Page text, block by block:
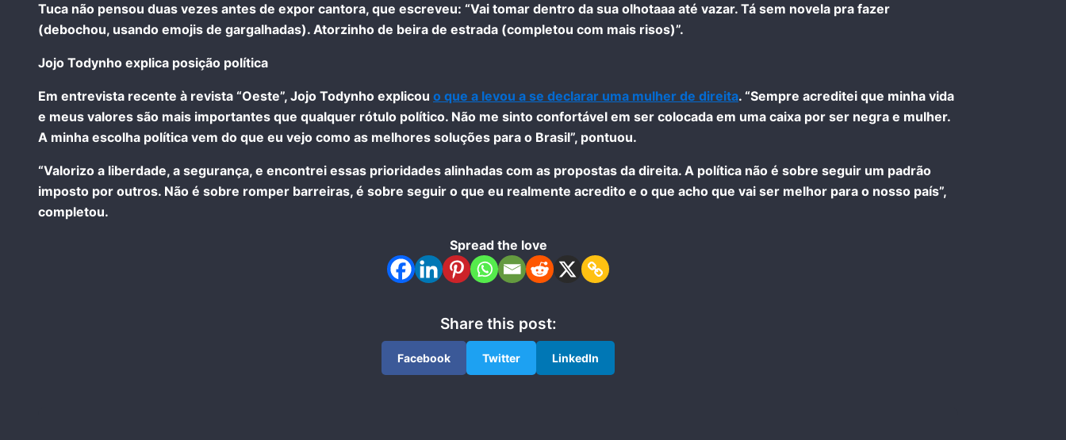
Tuca não pensou duas vezes antes de expor cantora, que escreveu: “Vai tomar dentro da sua olhotaaa até vazar. Tá sem novela pra fazer
(debochou, usando emojis de gargalhadas). Atorzinho de beira de estrada (completou com mais risos)”.
Jojo Todynho explica posição política
Em entrevista recente à revista “Oeste”, Jojo Todynho explicou o que a levou a se declarar uma mulher de direita. “Sempre acreditei que minha vida
e meus valores são mais importantes que qualquer rótulo político. Não me sinto confortável em ser colocada em uma caixa por ser negra e mulher.
A minha escolha política vem do que eu vejo como as melhores soluções para o Brasil”, pontuou.
“Valorizo a liberdade, a segurança, e encontrei essas prioridades alinhadas com as propostas da direita. A política não é sobre seguir um padrão
imposto por outros. Não é sobre romper barreiras, é sobre seguir o que eu realmente acredito e o que acho que vai ser melhor para o nosso país”,
completou.
Spread the love
Share this post:
Facebook Twitter LinkedIn